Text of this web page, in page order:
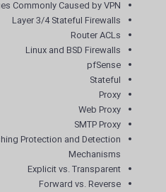
Commonly Caused by VPN
Layer 3/4 Stateful Firewalls
Router ACLs
Linux and BSD Firewalls
pfSense
Stateful
Proxy
Web Proxy
SMTP Proxy
Protection and Detection
Mechanisms
Explicit vs. Transparent
Forward vs. Reverse